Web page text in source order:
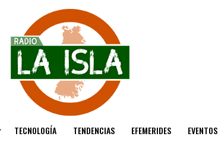
TECNOLOGÍA TENDENCIAS EFEMERIDES EVENTOS